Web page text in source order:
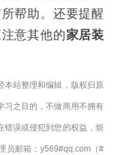
帮助。还要提醒
意其他的家居装
本站整理和编辑，版权归原
习之目的，不做商用不拥有
错误或侵犯到您的权益，烦
员邮箱：y569#qq.com（#